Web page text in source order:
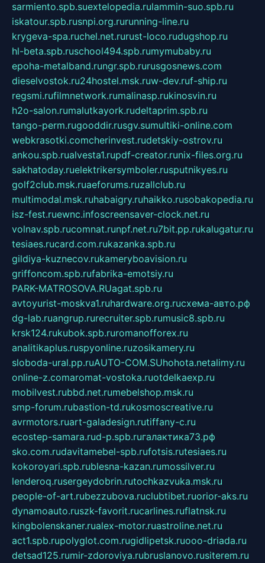
sarmiento.spb.suextelopedia.rulammin-suo.spb.ru
iskatour.spb.rusnpi.org.rurunning-line.ru
krygeva-spa.ruchel.net.rurust-loco.rudugshop.ru
hl-beta.spb.ruschool494.spb.rumymubaby.ru
epoha-metalband.rungr.spb.rurusgosnews.com
dieselvostok.ru24hostel.msk.ruw-dev.ruf-ship.ru
regsmi.rufilmnetwork.rumalinasp.rukinosvin.ru
h2o-salon.rumalutkayork.rudeltaprim.spb.ru
tango-perm.rugooddir.rusgv.sumultiki-online.com
webkrasotki.comcherinvest.rudetskiy-ostrov.ru
ankou.spb.rualvesta1.rupdf-creator.runix-files.org.ru
sakhatoday.ruelektrikersymboler.rusputnikyes.ru
golf2club.msk.ruaeforums.ruzallclub.ru
multimodal.msk.ruhabaigry.ruhaikko.rusobakopedia.ru
isz-fest.ruewnc.infoscreensaver-clock.net.ru
volnav.spb.rucomnat.runpf.net.ru7bit.pp.rukalugatur.ru
tesiaes.rucard.com.rukazanka.spb.ru
gildiya-kuznecov.rukameryboavision.ru
griffoncom.spb.rufabrika-emotsiy.ru
PARK-MATROSOVA.RUagat.spb.ru
avtoyurist-moskva1.ruhardware.org.ruсхема-авто.рф
dg-lab.ruangrup.rurecruiter.spb.rumusic8.spb.ru
krsk124.rukubok.spb.ruromanofforex.ru
analitikaplus.ruspyonline.ruzosikamery.ru
sloboda-ural.pp.ruAUTO-COM.SUhohota.netalimy.ru
online-z.comaromat-vostoka.ruotdelkaexp.ru
mobilvest.rubbd.net.rumebelshop.msk.ru
smp-forum.rubastion-td.rukosmoscreative.ru
avrmotors.ruart-galadesign.rutiffany-c.ru
ecostep-samara.rud-p.spb.ruгалактика73.рф
sko.com.rudavitamebel-spb.rufotsis.rutesiaes.ru
kokoroyari.spb.rublesna-kazan.rumossilver.ru
lenderoq.rusergeydobrin.rutochkazvuka.msk.ru
people-of-art.rubezzubova.ruclubtibet.ruorior-aks.ru
dynamoauto.ruszk-favorit.rucarlines.ruflatnsk.ru
kingbolenskaner.rualex-motor.ruastroline.net.ru
act1.spb.rupolyglot.com.rugidlipetsk.ruooo-driada.ru
detsad125.rumir-zdoroviya.rubruslanovo.rusiterem.ru